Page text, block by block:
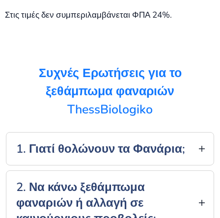
Στις τιμές δεν συμπεριλαμβάνεται ΦΠΑ 24%.
Συχνές Ερωτήσεις για το
ξεθάμπωμα φαναριών
ThessBiologiko
1. Γιατί θολώνουν τα Φανάρια;
Οι προβολείς των αυτοκινήτων είναι πλέον
κατασκευασμένοι από πλαστικό πετυγχάνοντας
μεγαλύτερη ασφάλεια και αντοχή με μικρό βάρος
και κόστος. Όμως η έκθεση τους στον ήλιο και τις
2. Να κάνω ξεθάμπωμα
φαναριών ή αλλαγή σε